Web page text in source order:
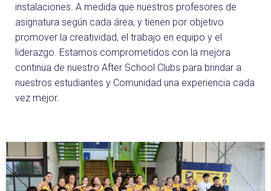
instalaciones. A medida que nuestros profesores de
asignatura según cada área, y tienen por objetivo
promover la creatividad, el trabajo en equipo y el
liderazgo. Estamos comprometidos con la mejora
continua de nuestro After School Clubs para brindar a
nuestros estudiantes y Comunidad una experiencia cada
vez mejor.